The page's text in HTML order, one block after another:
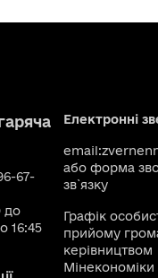
67-
до
16:45
Електронні
email:
або форма
зв`язку
Графік
прийому
керівництвом
Мінекономіки